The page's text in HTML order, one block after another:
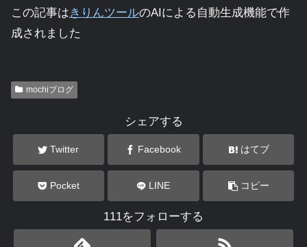
この記事はきりんツールのAIによる自動生成機能で作
成されました
mochiブログ
シェアする
Twitter Facebook はてブ
Pocket LINE コピー
111をフォローする